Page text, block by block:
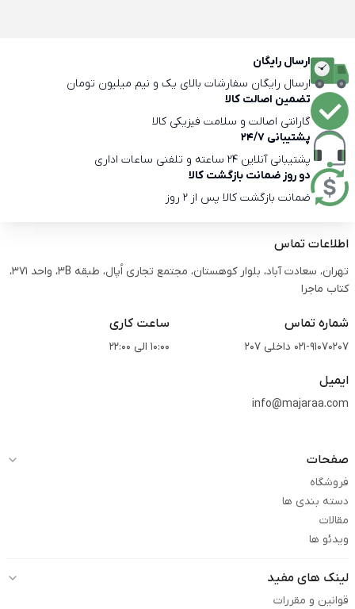
ارسال رایگان
ارسال رایگان سفارشات بالای یک و نیم میلیون تومان
تضمین اصالت کالا
گارانتی اصالت و سلامت فیزیکی کالا
پشتیبانی 24/7
پشتیبانی آنلاین 24 ساعته و تلفنی ساعات اداری
دو روز ضمانت بازگشت کالا
ضمانت بازگشت کالا پس از 2 روز
اطلاعات تماس
تهران، سعادت آباد، بلوار کوهستان، مجتمع تجاری اُپال، طبقه 3B، واحد 371،
کتاب ماجرا
شماره تماس
021-91070207 داخلی 207
ساعت کاری
10:00 الی 22:00
ایمیل
info@majaraa.com
صفحات
فروشگاه
دسته بندی ها
مقالات
ویدئو ها
لینک های مفید
قوانین و مقررات